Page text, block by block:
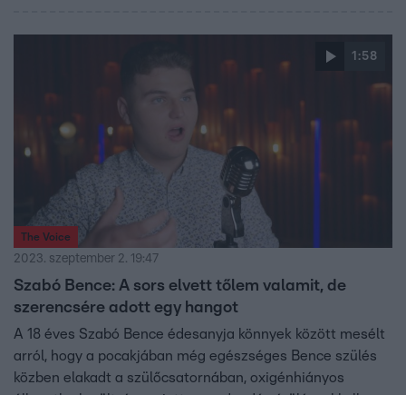
1:58
The Voice
2023. szeptember 2. 19:47
Szabó Bence: A sors elvett tőlem valamit, de
szerencsére adott egy hangot
A 18 éves Szabó Bence édesanyja könnyek között mesélt
arról, hogy a pocakjában még egészséges Bence szülés
közben elakadt a szülőcsatornában, oxigénhiányos